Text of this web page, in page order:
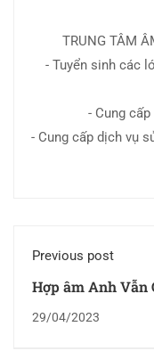
TRUNG TÂM
- Tuyển sinh các
- Cung
- Cung cấp dịch vụ
Previous post
Hợp âm Anh Vẫn
29/04/2023